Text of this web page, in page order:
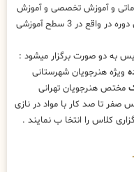
و آموزش تخصصی و آموزش
تکمیلی میشود که متقاضیان با شرکت در این دوره در واقع در 3 سطح آموزشی
به دو صورت برگزار میشود :
ویژه هنرجویان شهرستانی
مختص هنرجویان تهرانی
تا صد کار با مواد در نازی
کلاس را انتخا ب نمایند .